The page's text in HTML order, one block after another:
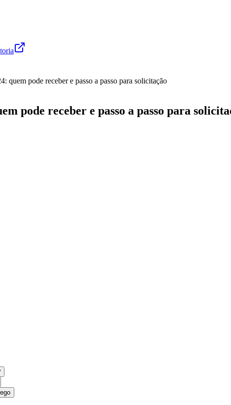
quem pode receber e passo a passo para solicitação
pode receber e passo a passo para